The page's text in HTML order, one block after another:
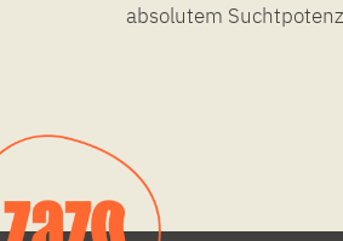
absolutem